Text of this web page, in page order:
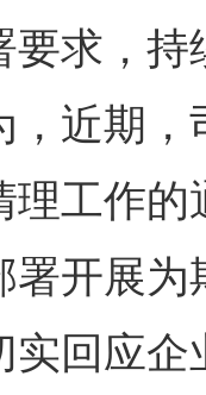
要求，
，近期
理工作
署开展
实回应